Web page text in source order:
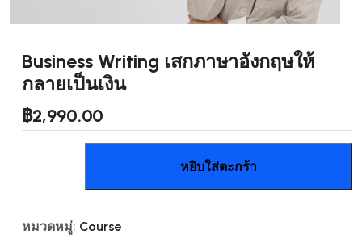
Business Writing เสกภาษาอังกฤษให้
กลายเป็นเงิน
฿2,990.00
ภาษา
หยิบใส่ตะกร้า
หมวดหมู่: Course